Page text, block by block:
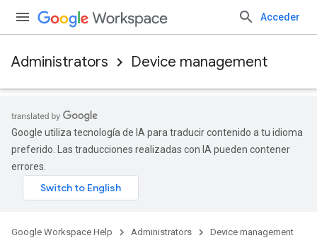
Acceder
Administrators Device management
Google utiliza tecnología de IA para traducir contenido a tu idioma
preferido. Las traducciones realizadas con IA pueden contener
errores.
Google Workspace Help Administrators Device management